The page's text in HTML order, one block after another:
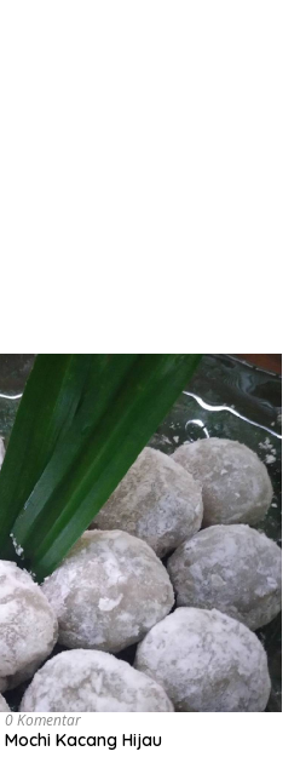
0 Komentar
Mochi Kacang Hijau